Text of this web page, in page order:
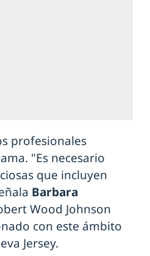
profesionales
"Es necesario
que incluyen
Barbara
Wood Johnson
con este ámbito
Jersey.